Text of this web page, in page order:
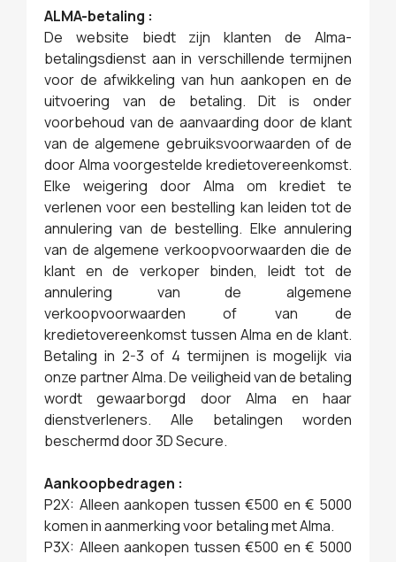
ALMA-betaling :
De website biedt zijn klanten de Alma-
betalingsdienst aan in verschillende termijnen
voor de afwikkeling van hun aankopen en de
uitvoering van de betaling. Dit is onder
voorbehoud van de aanvaarding door de klant
van de algemene gebruiksvoorwaarden of de
door Alma voorgestelde kredietovereenkomst.
Elke weigering door Alma om krediet te
verlenen voor een bestelling kan leiden tot de
annulering van de bestelling. Elke annulering
van de algemene verkoopvoorwaarden die de
klant en de verkoper binden, leidt tot de
annulering van de algemene
verkoopvoorwaarden of van de
kredietovereenkomst tussen Alma en de klant.
Betaling in 2-3 of 4 termijnen is mogelijk via
onze partner Alma. De veiligheid van de betaling
wordt gewaarborgd door Alma en haar
dienstverleners. Alle betalingen worden
beschermd door 3D Secure.
Aankoopbedragen :
P2X: Alleen aankopen tussen €500 en € 5000
komen in aanmerking voor betaling met Alma.
P3X: Alleen aankopen tussen €500 en € 5000